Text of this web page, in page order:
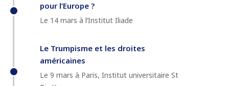
pour l’Europe ?
Le 14 mars à l’Institut Iliade
Le Trumpisme et les droites
américaines
Le 9 mars à Paris, Institut universitaire St